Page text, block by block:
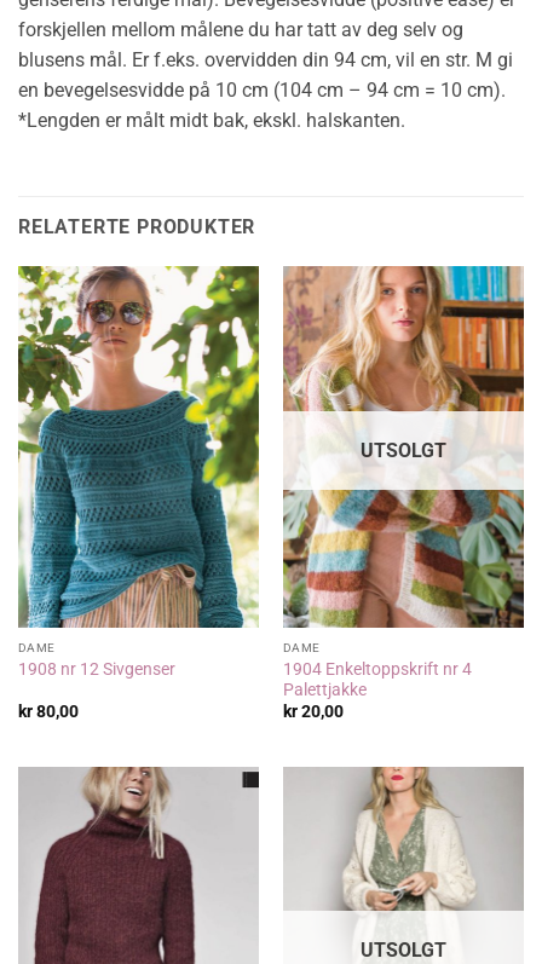
forskjellen mellom målene du har tatt av deg selv og
blusens mål. Er f.eks. overvidden din 94 cm, vil en str. M gi
en bevegelsesvidde på 10 cm (104 cm – 94 cm = 10 cm).
*Lengden er målt midt bak, ekskl. halskanten.
RELATERTE PRODUKTER
DAME
1908 nr 12 Sivgenser
kr80,00
UTSOLGT
DAME
1904 Enkeltoppskrift nr 4
Palettjakke
kr20,00
UTSOLGT